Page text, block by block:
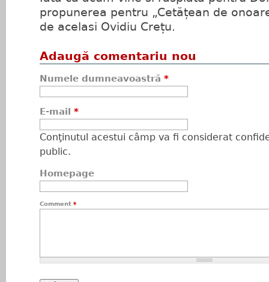
propunerea pentru „Cetățean de
de acelasi Ovidiu Crețu.
Adaugă comentariu nou
Numele dumneavoastră *
E-mail *
Conţinutul acestui câmp va fi considerat
public.
Homepage
Comment *